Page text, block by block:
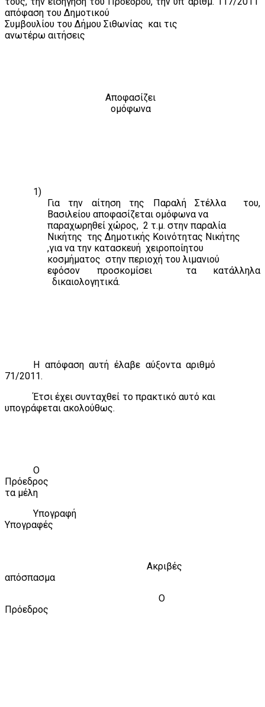
απόφαση του Δημοτικού
Συμβουλίου του Δήμου Σιθωνίας και τις
ανωτέρω αιτήσεις
Αποφασίζει
ομόφωνα
1)
Για την αίτηση της Παραλή Στέλλα
του,
Βασιλείου αποφασίζεται ομόφωνα να
παραχωρηθεί χώρος, 2 τ.μ. στην παραλία
Νικήτης της Δημοτικής Κοινότητας Νικήτης
,για να την κατασκευή χειροποίητου
κοσμήματος στην περιοχή του λιμανιού
εφόσον προσκομίσει
τα κατάλληλα
δικαιολογητικά.
Η απόφαση αυτή έλαβε αύξοντα αριθμό
71/2011.
Έτσι έχει συνταχθεί το πρακτικό αυτό και
υπογράφεται ακολούθως.
Ο
Πρόεδρος
τα μέλη
Υπογραφή
Υπογραφές
Ακριβές
απόσπασμα
Ο
Πρόεδρος